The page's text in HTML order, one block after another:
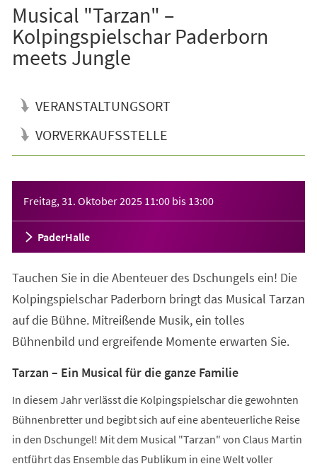
Musical "Tarzan" –
Kolpingspielschar Paderborn
meets Jungle
VERANSTALTUNGSORT
VORVERKAUFSSTELLE
Freitag, 31. Oktober 2025 11:00 bis 13:00
PaderHalle
Tauchen Sie in die Abenteuer des Dschungels ein! Die
Kolpingspielschar Paderborn bringt das Musical Tarzan
auf die Bühne. Mitreißende Musik, ein tolles
Bühnenbild und ergreifende Momente erwarten Sie.
Tarzan – Ein Musical für die ganze Familie
In diesem Jahr verlässt die Kolpingspielschar die gewohnten
Bühnenbretter und begibt sich auf eine abenteuerliche Reise
in den Dschungel! Mit dem Musical "Tarzan" von Claus Martin
entführt das Ensemble das Publikum in eine Welt voller